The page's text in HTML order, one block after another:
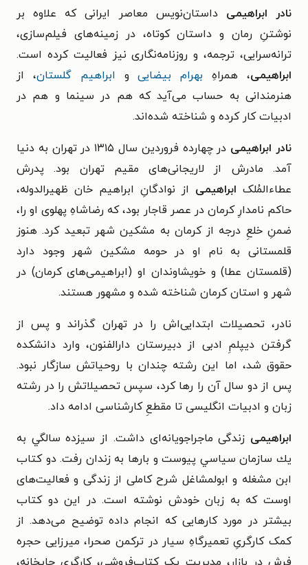
نادر ابراهیمی داستان‌نویس معاصر ایرانی که علاوه بر
نوشتنِ رمان و داستان کوتاه، در زمینه‌های فیلم‌سازی،
ترانه‌سرایی، ترجمه، و روزنامه‌نگاری نیز فعالیت کرده ‌است.
ابراهیمی، همراهِ بهرام بیضاییو ابراهیم گلستان، از
هنرمندانی به حساب می‌آید که هم در سینما و هم در
ادبیات کار کرده و شناخته شده‌اند.
نادر ابراهیمی
در چهارده فروردین سال ۱۳۱۵ در تهران به ‌دنیا
آمد. مادرش از لاریجانی‌های مقیم تهران بود. پدرش
عطاءالمُلک ابراهیمی از نوادگانِ ابراهیم خان ظهیرالدوله،
حاکم نامدارِ کرمان در عصر قاجار بود، که رضاشاهِ پهلوی او را،
ضمنِ خلعِ درجه از کرمان به مشکین شهر تبعید کرد. هنوز
قلمستانی به نام او در حومه مشکین شهر وجود دارد
(قلمستان عطا) و خویشاوندان او (ابراهیمی‌های کرمان) در
شهر و استان کرمان شناخته شده و مشهور هستند.
نادر، تحصیلات ابتدایی‌اش را در تهران گذراند و پس از
گرفتن دیپلمِ ادبی از دبیرستان دارالفنون، وارد دانشکده
حقوق شد، اما این رشته چندان با روحیاتش سازگار نبود.
پس از دو سال آن را رها کرد، سپس تحصیلاتش را در رشته
زبان و ادبیات انگلیسی تا مقطعِ کارشناسی ادامه داد.
ابراهیمی زندگی ماجراجویانه‌ای داشت. از سیزده سالگي به
يك سازمان سياسي پيوست و بارها به زندان رفت. دو کتاب‌
ابن مشغله و ابولمشاغل شرح کاملی از زندگی و فعالیت‌های
اوست که به زبان خودش نوشته است. در این دو کتاب
بیشتر در مورد کارهایی که انجام داده توضیح می‌دهد. از
کمک کارگریِ تعمیرگاهِ سیار در ترکمن صحرا، میرزایی حجره